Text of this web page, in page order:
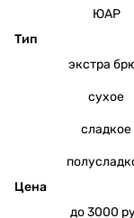
ЮАР
Тип
экстра
сухое
сладкое
Цена
до 3000